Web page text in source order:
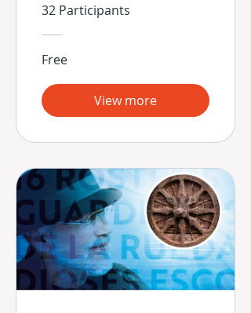
32 Participants
Free
View more